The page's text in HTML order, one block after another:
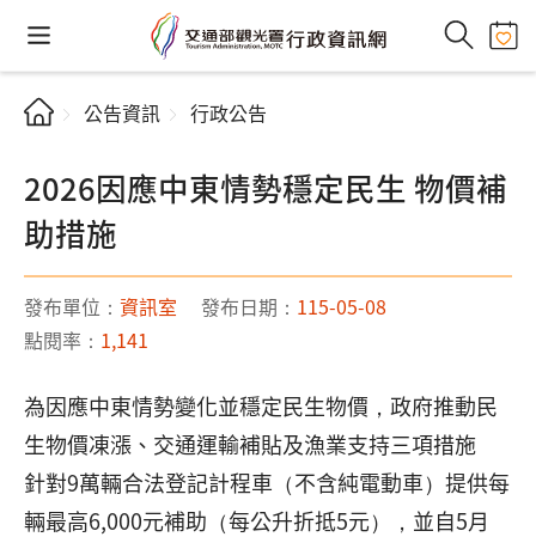
公告資訊 行政公告
2026因應中東情勢穩定民生 物價補
助措施
發布單位： 資訊室 發布日期： 115-05-08
點閱率： 1,141
為因應中東情勢變化並穩定民生物價，政府推動民
生物價凍漲、交通運輸補貼及漁業支持三項措施
針對9萬輛合法登記計程車（不含純電動車）提供每
輛最高6,000元補助（每公升折抵5元），並自5月